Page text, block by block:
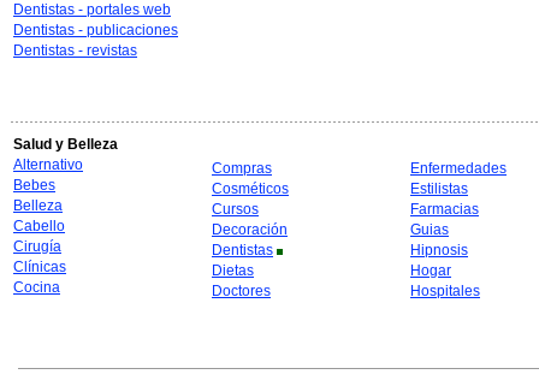
Dentistas - portales web
Dentistas - publicaciones
Dentistas - revistas
Salud y Belleza
Alternativo
Bebes
Belleza
Cabello
Cirugía
Clínicas
Cocina
Compras
Cosméticos
Cursos
Decoración
Dentistas
Dietas
Doctores
Enfermedades
Estilistas
Farmacias
Guias
Hipnosis
Hogar
Hospitales